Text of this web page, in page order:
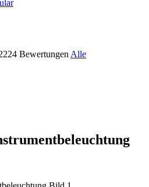
Bewertungen Alle